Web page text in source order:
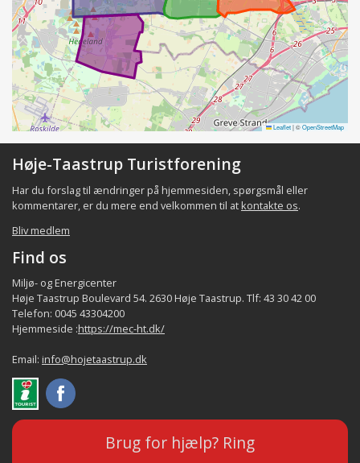
Leaflet|©OpenStreetMap
Høje-Taastrup Turistforening
Har du forslag til ændringer på hjemmesiden, spørgsmål eller
kommentarer, er du mere end velkommen til at kontakte os.
Bliv medlem
Find os
Miljø- og Energicenter
Høje Taastrup Boulevard 54. 2630 Høje Taastrup. Tlf: 43 30 42 00
Telefon: 0045 43304200
Hjemmeside :https://mec-ht.dk/
Email: info@hojetaastrup.dk
Brug for hjælp? Ring